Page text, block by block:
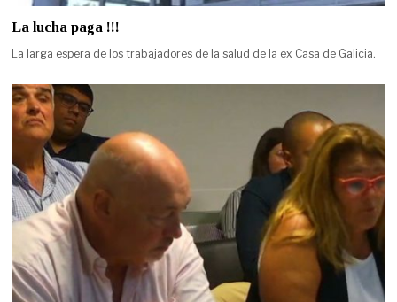
La lucha paga !!!
La larga espera de los trabajadores de la salud de la ex Casa de Galicia.